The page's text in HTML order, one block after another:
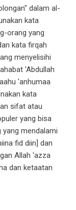
dalam al-
kata
orang yang
kata firqah
menyelisihi
'Abdullah
'anhumaa
kata
sifat atau
yang bisa
mendalami
fid diin] dan
Allah 'azza
dan ketaatan